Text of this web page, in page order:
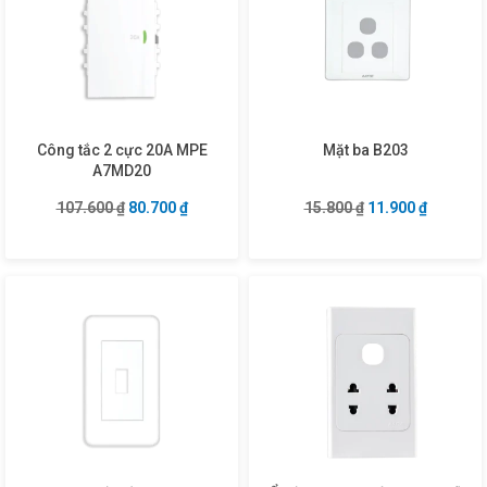
Công tắc 2 cực 20A MPE
A7MD20
107.600₫ Giá gốc là: 107.600 ₫.
80.700₫Giá hiện tại là: 80.700 ₫.
Mặt ba B203
15.800₫ Giá gốc là:
11.900₫Giá hiện